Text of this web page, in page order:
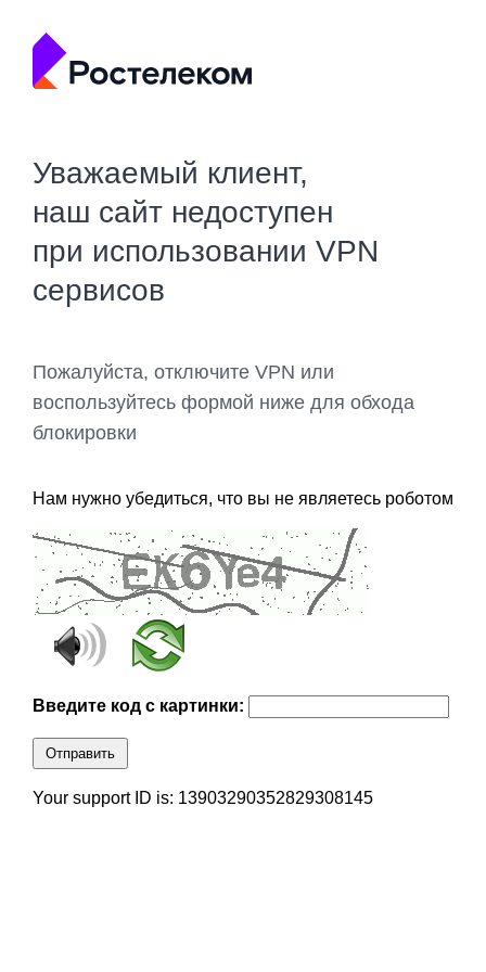
Уважаемый клиент,
наш сайт недоступен
при использовании VPN
сервисов
Пожалуйста, отключите VPN или
воспользуйтесь формой ниже для обхода
блокировки
Нам нужно убедиться, что вы не являетесь роботом
Введите код с картинки:
Отправить
Your support ID is: 13903290352829308145